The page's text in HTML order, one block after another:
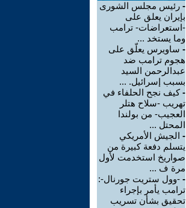
- رئيس مجلس الشورى
بإيران يعلق على
-استعراضات- ترامب
وما يستخد ...
- ساويرس يعلّق على
هجوم ترامب ضد
عبدالرحمن السيد
بسبب إسرائيل. ...
-كيف نجح الحلفاء في
تهريب -سلاح هتلر
العجيب- من بولندا
المحتل ...
- الجيش الأمريكي
يتسلم دفعة كبيرة من
صواريخ استخدمت لأول
مرة ف ...
- -وول ستريت جورنال-:
ترامب يأمر بإجراء
تحقيق بشأن تسريب